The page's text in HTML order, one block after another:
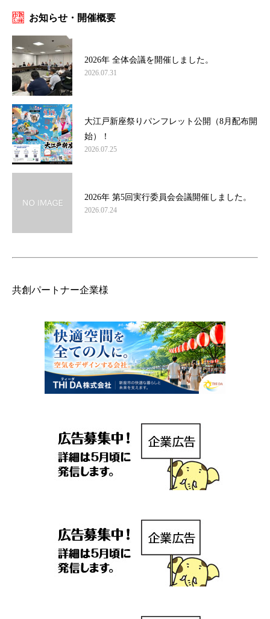
お知らせ・開催概要
2026年 全体会議を開催しました。
2026.07.31
大江戸新座祭りパンフレット公開（8月配布開
始）！
2026.07.25
2026年 第5回実行委員会会議開催しました。
2026.07.24
共創パートナー企業様